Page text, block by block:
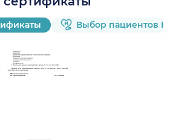
Выбор пациентов